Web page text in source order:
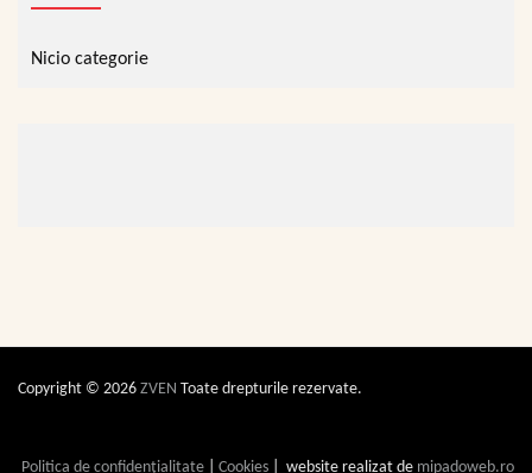
Nicio categorie
Copyright © 2026 ZVEN Toate drepturile rezervate.
Politica de confidențialitate Cookies | website realizat de mipadoweb.ro